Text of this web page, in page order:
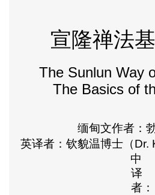
宣隆禅法
The Sunlun Way
The Basics of
缅甸文作者：
英译者：钦貌温博士（Dr.
中
译
者：